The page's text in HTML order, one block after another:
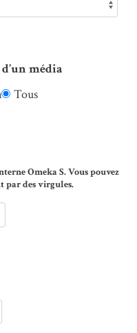
média
Tous
Omeka S. Vous pouvez
par des virgules.